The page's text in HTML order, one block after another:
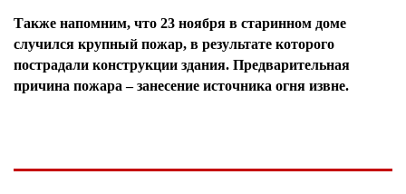
Также напомним, что 23 ноября в старинном доме
случился крупный пожар, в результате которого
пострадали конструкции здания. Предварительная
причина пожара – занесение источника огня извне.